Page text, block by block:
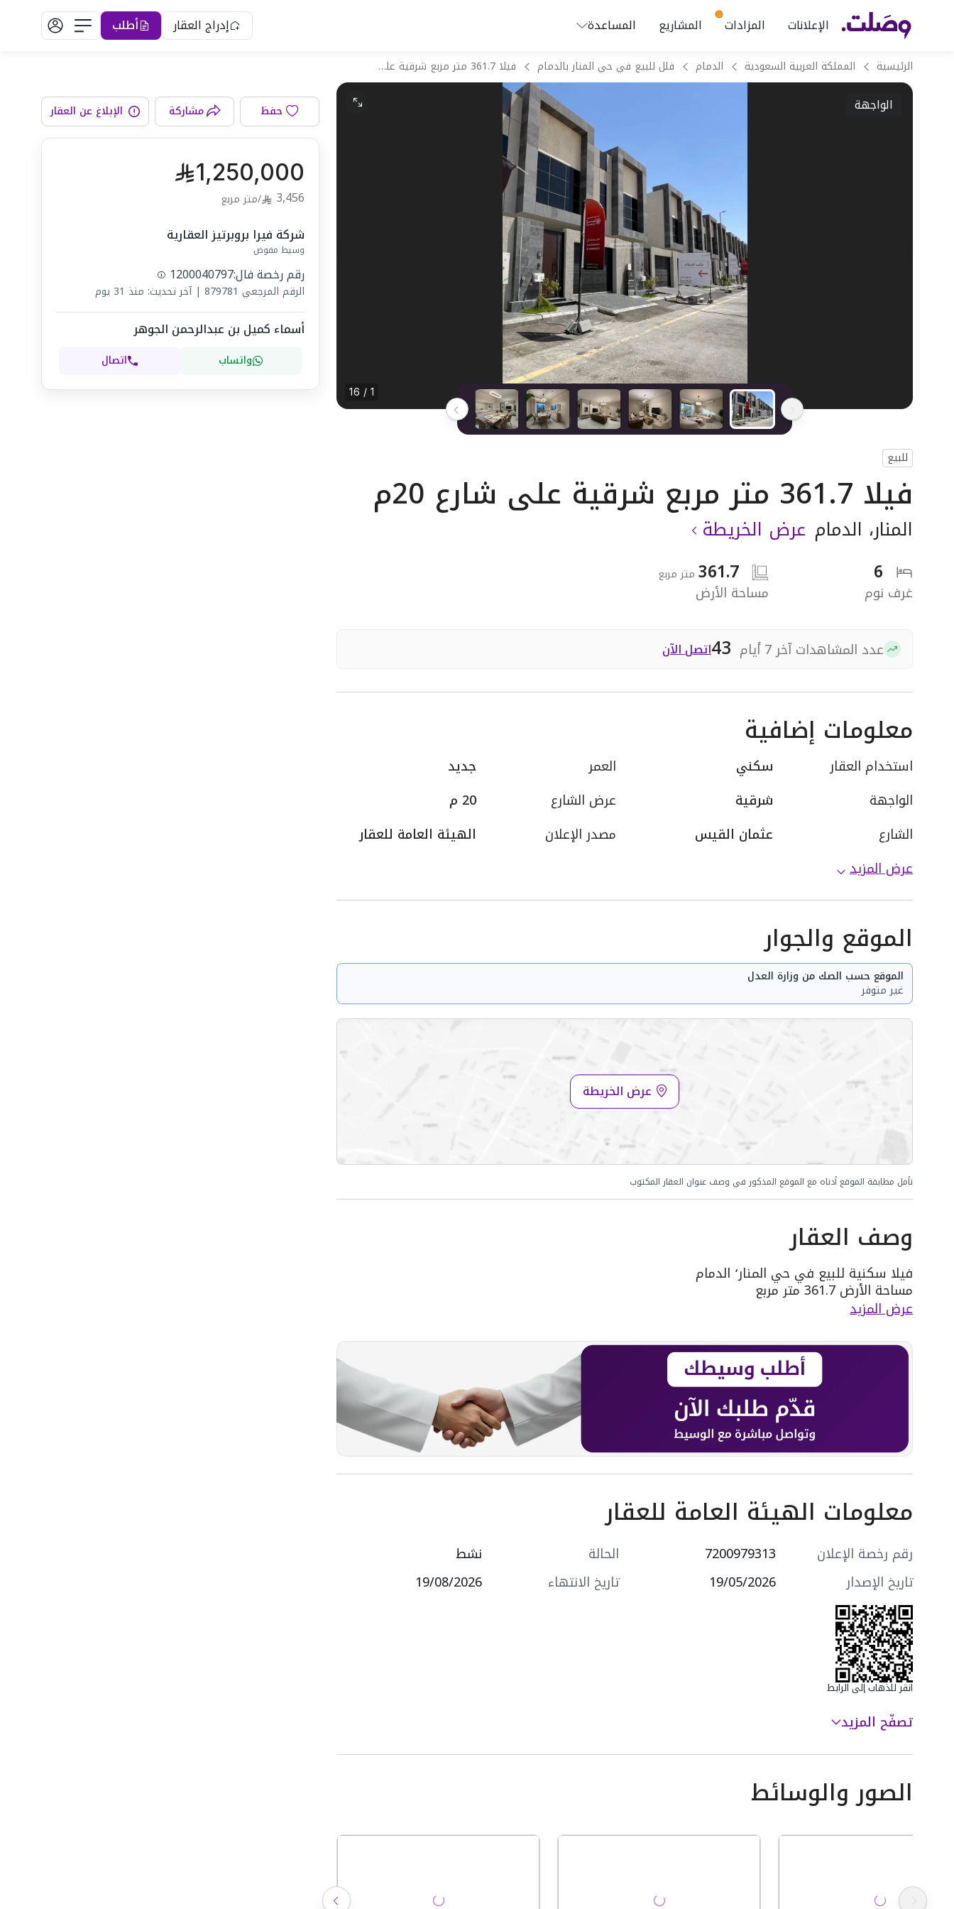
الإعلانات المزادات المشاريع المساعدة إدراج العقار أطلب
الرئيسية المملكة العربية السعودية الدمام فلل للبيع في حي المنار بالدمام فيلا 361.7 متر مربع شرقية على شارع 20م
الواجهة غرفة المعيشة
1 / 16
للبيع
فيلا 361.7 متر مربع شرقية على شارع 20م
المنار، الدمام عرض الخريطة
6
غرف نوم
361.7 متر مربع
مساحة الأرض
عدد المشاهدات آخر 7 أيام 43اتصل الآن
معلومات إضافية
استخدام العقار سكني العمر
جديد
الواجهة
شرقية عرض الشارع
20 م
الشارع
عثمان القيس مصدر الإعلان
الهيئة العامة للعقار
عرض المزيد
الموقع والجوار
الموقع حسب الصك من وزارة العدل
غير متوفر
عرض الخريطة
نأمل مطابقة الموقع أدناه مع الموقع المذكور في وصف عنوان العقار المكتوب
وصف العقار
فيلا سكنية للبيع في حي المنار٬ الدمام
مساحة الأرض 361.7 متر مربع
يحدها 1 شارع: شرقية٬ بعرض 20 م
مكونة من: 6 غرف
واصل كهرباء
واصل مياه
عرض المزيد
معلومات الهيئة العامة للعقار
رقم رخصة الإعلان 7200979313 الحالة
نشط
تاريخ الإصدار
19/05/2026 تاريخ الانتهاء 19/08/2026
انقر للذهاب إلى الرابط
تصفّح المزيد
الصور والوسائط
حفظ مشاركة الإبلاغ عن العقار
1,250,000
3,456
/متر مربع
شركة فيرا بروبرتيز العقارية
وسيط مفوض
رقم رخصة فال:1200040797
الرقم المرجعي 879781
|آخر تحديث: منذ 31 يوم
أسماء كميل بن عبدالرحمن الجوهر
واتساب اتصال